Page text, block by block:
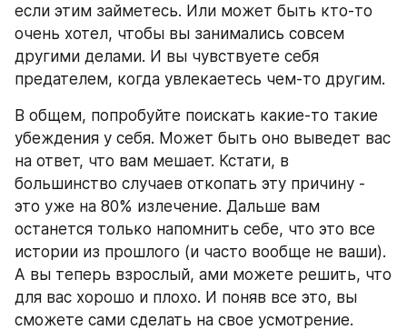
если этим займетесь. Или может быть кто-то
очень хотел, чтобы вы занимались совсем
другими делами. И вы чувствуете себя
предателем, когда увлекаетесь чем-то другим.
В общем, попробуйте поискать какие-то такие
убеждения у себя. Может быть оно выведет вас
на ответ, что вам мешает. Кстати, в
большинство случаев откопать эту причину -
это уже на 80% излечение. Дальше вам
останется только напомнить себе, что это все
истории из прошлого (и часто вообще не ваши).
А вы теперь взрослый, ами можете решить, что
для вас хорошо и плохо. И поняв все это, вы
сможете сами сделать на свое усмотрение.